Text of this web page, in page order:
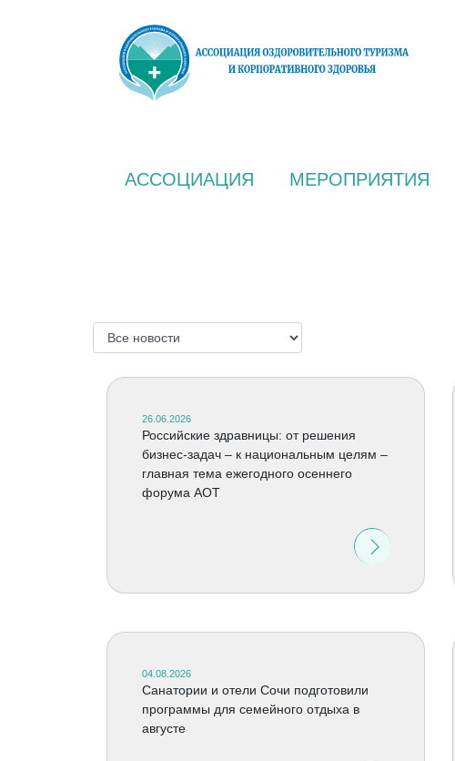
АССОЦИАЦИЯ МЕРОПРИЯТИЯ
26.06.2026
Российские здравницы: от решения
бизнес-задач – к национальным целям –
главная тема ежегодного осеннего
форума АОТ
04.08.2026
Санатории и отели Сочи подготовили
программы для семейного отдыха в
августе